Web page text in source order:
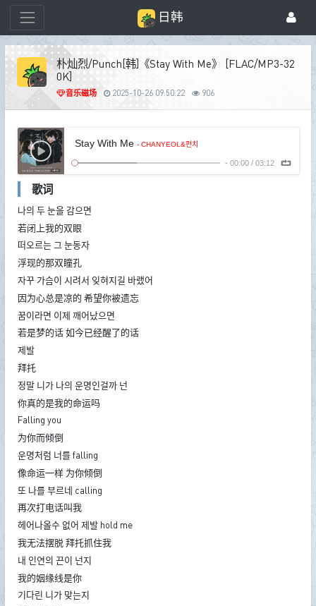
日韩
朴灿烈/Punch[韩]《Stay With Me》 [FLAC/MP3-32
0K]
音乐磁场 2025-10-26 09:50:22 906
Stay With Me - CHANYEOL&펀치
- 00:00/ 03:12
歌词
나의 두 눈을 감으면
若闭上我的双眼
떠오르는 그 눈동자
浮现的那双瞳孔
자꾸 가슴이 시려서 잊혀지길 바랬어
因为心总是凉的 希望你被遗忘
꿈이라면 이제 깨어났으면
若是梦的话 如今已经醒了的话
제발
拜托
정말 니가 나의 운명인걸까 넌
你真的是我的命运吗
Falling you
为你而倾倒
운명처럼 너를 falling
像命运一样 为你倾倒
또 나를 부르네 calling
再次打电话叫我
헤어나올수 없어 제발 hold me
我无法摆脱 拜托抓住我
내 인연의 끈이 넌지
我的姻缘线是你
기다린 니가 맞는지